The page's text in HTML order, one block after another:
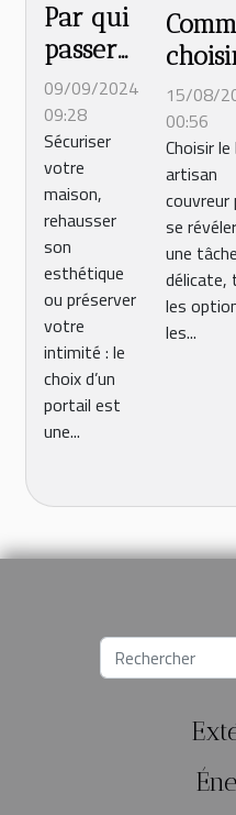
Par qui
passer
pour
faire
poser
un r ?
09/09/2024
09:28
Sécuriser
votre
maison,
rehausser
son
esthétique
ou préserver
votre
intimité : le
choix d’un
portail est
une...
artisan
pour
votre
projet
15/08/
00:56
Choisir le
artisan
couvreur
se
une tâche
délicate,
les
les...